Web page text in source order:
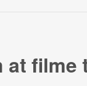
at filme